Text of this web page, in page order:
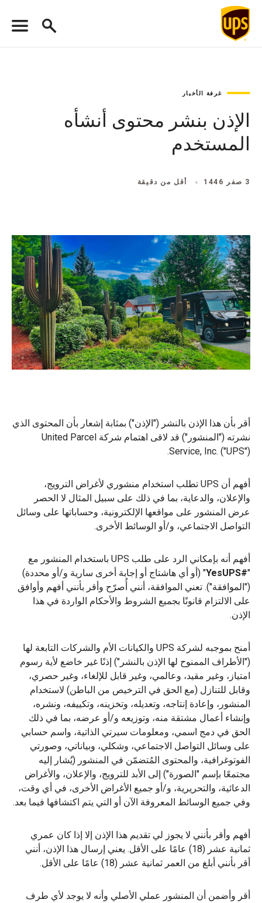
غرفة الأخبار
الإذن بنشر محتوى أنشأه
المستخدم
3 صفر 1446 أقل من دقيقة
أقر بأن هذا الإذن بالنشر ("الإذن") بمثابة إشعار بأن المحتوى الذي
نشرته ("المنشور") قد لاقى اهتمام شركة United Parcel
Service, Inc. ("UPS").
أفهم أن UPS تطلب استخدام منشوري لأغراض الترويج،
والإعلان، والدعاية، بما في ذلك على سبيل المثال لا الحصر
عرض المنشور على مواقعها الإلكترونية، وحساباتها على وسائل
التواصل الاجتماعي، و/أو الوسائط الأخرى.
أفهم أنه بإمكاني الرد على طلب UPS باستخدام المنشور مع
"
#YesUPS
" (أو أي هاشتاج أو إجابة أخرى سارية و/أو محددة)
("الموافقة"). تعني الموافقة، أنني أُصرّح وأقر بأنني أفهم وأوافق
على الالتزام قانونًا بجميع الشروط والأحكام الواردة في هذا
الإذن.
أمنح بموجبه لشركة UPS والكيانات الأم والشركات التابعة لها
("الأطراف الممنوح لها الإذن بالنشر") إذنًا غير خاضع لأية رسوم
امتياز، وغير مقيد، وعالمي، وغير قابل للإلغاء، وغير حصري،
وقابل للتنازل (مع الحق في الترخيص من الباطن) لاستخدام
المنشور، وإعادة إنتاجه، وتعديله، وتخزينه، وتكييفه، ونشره،
وإنشاء أعمال مشتقة منه، وتوزيعه و/أو عرضه، بما في ذلك
الحق في دمج اسمي، ومعلومات سيرتي الذاتية، واسم حسابي
على وسائل التواصل الاجتماعي، وشكلي، وبياناتي، وصورتي
الفوتوغرافية، والمحتوى المُتضمّن في المنشور (يُشار إليه
مجتمعًا بإسم "الصورة") إلى الأبد للترويج، والإعلان، والأغراض
الدعائية، والتحريرية، و/أو جميع الأغراض الأخرى، في أي وقت،
وفي جميع الوسائط المعروفة الآن أو التي يتم اكتشافها فيما بعد.
أفهم وأقر بأنني لا يجوز لي تقديم هذا الإذن إلا إذا كان عمري
ثمانية عشر (18) عامًا على الأقل. يعني إرسال هذا الإذن، أنني
أقر بأنني أبلغ من العمر ثمانية عشر (18) عامًا على الأقل.
أقر وأضمن أن المنشور عملي الأصلي وأنه لا يوجد لأي طرف